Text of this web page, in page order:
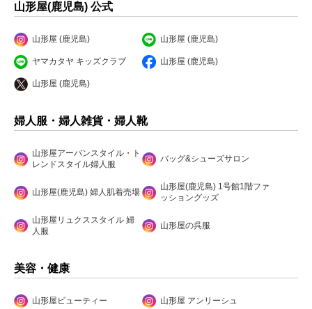
山形屋(鹿児島) 公式
山形屋 (鹿児島) 山形屋 (鹿児島)
ヤマカタヤ キッズクラブ 山形屋 (鹿児島)
山形屋 (鹿児島)
婦人服・婦人雑貨・婦人靴
山形屋アーバンスタイル・ト
レンドスタイル婦人服
バッグ&シューズサロン
山形屋(鹿児島) 婦人肌着売場
山形屋(鹿児島) 1号館1階ファ
ッショングッズ
山形屋リュクススタイル 婦
人服
山形屋の呉服
美容・健康
山形屋ビューティー 山形屋 アンリーシュ